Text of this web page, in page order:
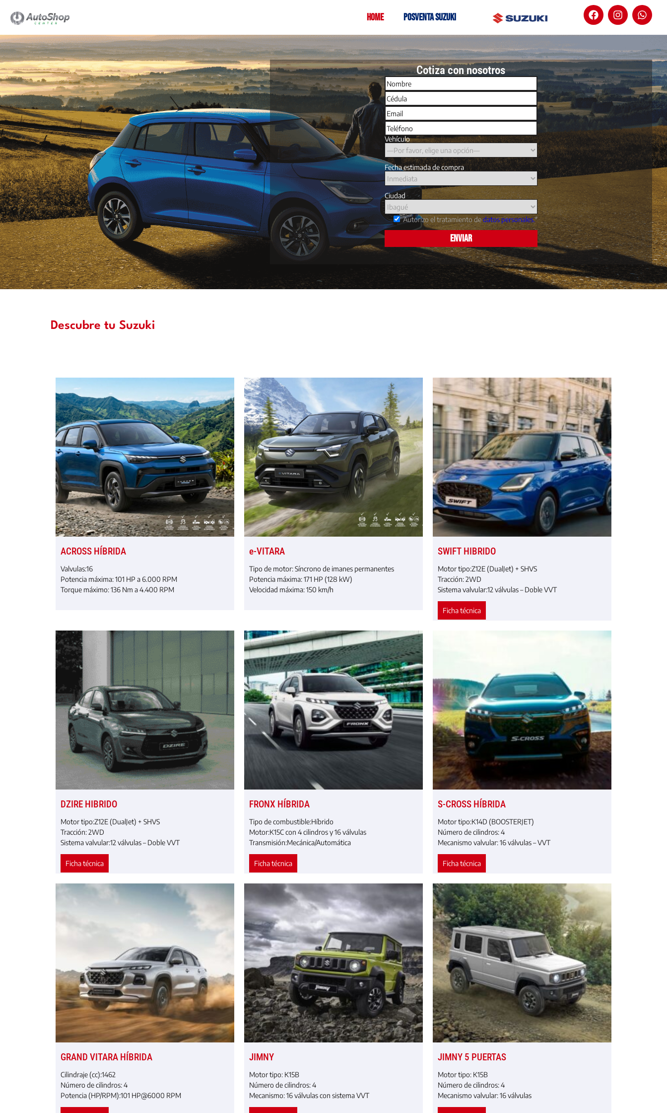
Home Posventa Suzuki
Cotiza con nosotros
Vehículo
Fecha estimada de compra
Ciudad
Autorizo el tratamiento dedatos personales.*
Descubre tu Suzuki
ACROSS HÍBRIDA
Valvulas:16
Potencia máxima:101 HP a 6.000 RPM
Torque máximo: 136 Nm a 4.400 RPM
e-VITARA
Tipo de motor:Síncrono de imanes permanentes
Potencia máxima:171 HP (128 kW)
Velocidad máxima: 150 km/h
SWIFT HIBRIDO
Motor tipo:Z12E (DualJet) + SHVS
Tracción:2WD
Sistema valvular:12 válvulas – Doble VVT
Ficha técnica
DZIRE HIBRIDO
Motor tipo:Z12E (DualJet) + SHVS
Tracción:2WD
Sistema valvular:12 válvulas – Doble VVT
Ficha técnica
FRONX HÍBRIDA
Tipo de combustible:Híbrido
Motor:K15C con 4 cilindros y 16 válvulas
Transmisión:Mecánica/Automática
Ficha técnica
S-CROSS HÍBRIDA
Motor tipo:K14D (BOOSTERJET)
Número de cilindros:4
Mecanismo valvular:16 válvulas – VVT
Ficha técnica
GRAND VITARA HÍBRIDA
Cilindraje (cc):1462
Número de cilindros: 4
Potencia (HP/RPM):101 HP@6000 RPM
JIMNY
Motor tipo: K15B
Número de cilindros:4
Mecanismo:16 válvulas con sistema VVT
JIMNY 5 PUERTAS
Motor tipo: K15B
Número de cilindros:4
Mecanismo valvular: 16válvulas